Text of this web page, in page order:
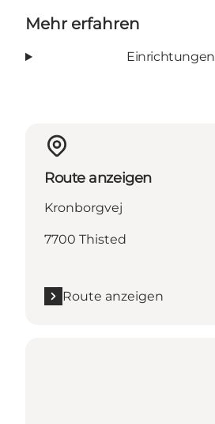
Mehr erfahren
Einrichtungen
Route anzeigen
Kronborgvej
7700 Thisted
Route anzeigen